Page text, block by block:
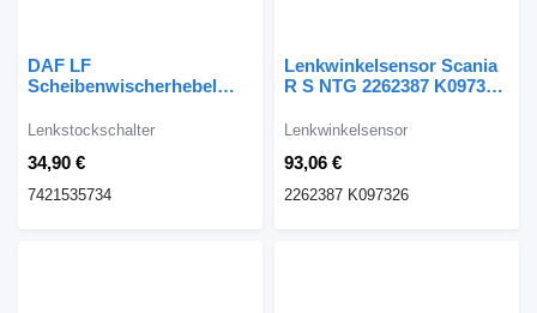
DAF LF
Scheibenwischerhebel
Lenkstockschalter für DAF
34,90 €
Lenkstockschalter
7421535734
Lenkwinkelsensor Scania
R S NTG 2262387 K097326
93,06 €
Lenkwinkelsensor
2262387 K097326